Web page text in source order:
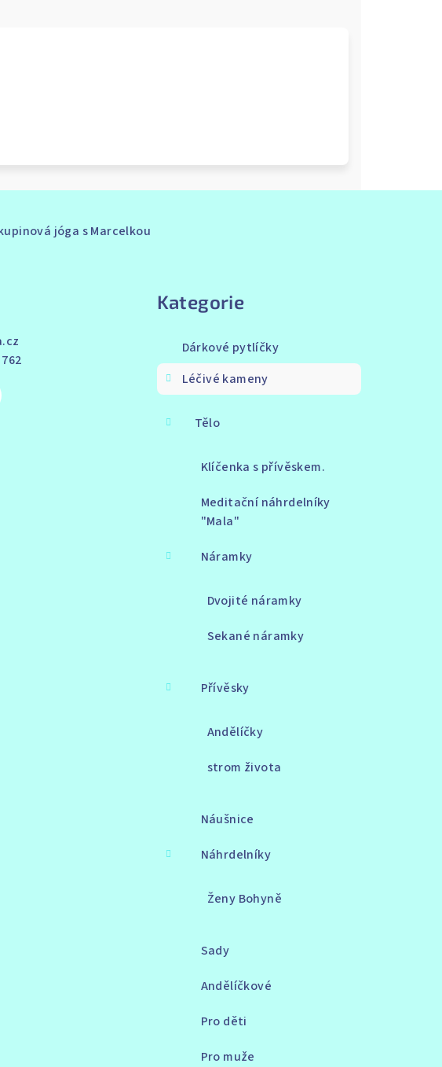
jóga s Marcelkou
Kategorie
Dárkové pytlíčky
Léčivé kameny
Tělo
Klíčenka s přívěskem.
Meditační náhrdelníky
"Mala"
Náramky
Dvojité náramky
Sekané náramky
Přívěsky
Andělíčky
strom života
Náušnice
Náhrdelníky
Ženy Bohyně
Sady
Andělíčkové
Pro děti
Pro muže